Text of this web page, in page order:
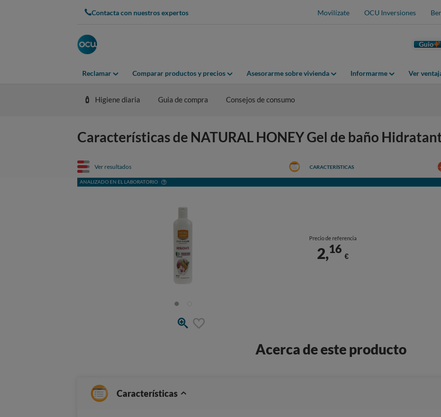
Contacta con nuestros expertos Movilízate OCU Inversiones
Guio
Reclamar Comparar productos y precios Asesorarme sobre vivienda Informarme Ver
Higiene diaria Guia de compra Consejos de consumo
Características de NATURAL HONEY Gel de baño
Ver resultados
ANALIZADO EN EL LABORATORIO
CARACTERÍSTICAS
Precio de referencia
2,16
€
Acerca de este producto
Características